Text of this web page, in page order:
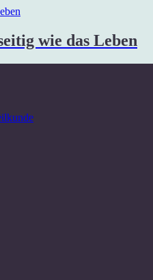
wie das Leben